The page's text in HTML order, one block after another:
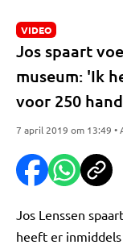
VIDEO
Jos spaart
museum: 'Ik
voor 250
7 april 2019 om 13:49 •
Jos Lenssen
heeft er